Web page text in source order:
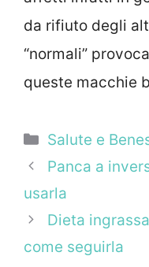
da rifiuto degli
“normali”
queste macchie
Categorie
Salute e
Panca a
usarla
Dieta
come seguirla